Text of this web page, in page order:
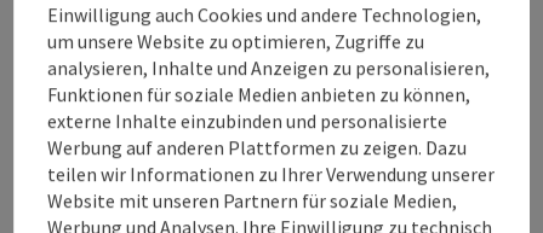
Beitrag merken: Erlachmühle Bosch Ladepunkt
Einwilligung auch Cookies und andere Technologien,
um unsere Website zu optimieren, Zugriffe zu
analysieren, Inhalte und Anzeigen zu personalisieren,
Funktionen für soziale Medien anbieten zu können,
externe Inhalte einzubinden und personalisierte
Werbung auf anderen Plattformen zu zeigen. Dazu
teilen wir Informationen zu Ihrer Verwendung unserer
Website mit unseren Partnern für soziale Medien,
Werbung und Analysen. Ihre Einwilligung zu technisch